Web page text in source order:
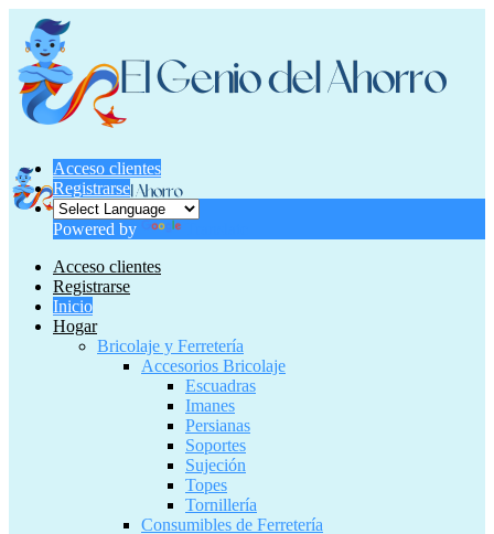
Acceso clientes
Registrarse
Powered by
Acceso clientes
Registrarse
Inicio
Hogar
Bricolaje y Ferretería
Accesorios Bricolaje
Escuadras
Imanes
Persianas
Soportes
Sujeción
Topes
Tornillería
Consumibles de Ferretería